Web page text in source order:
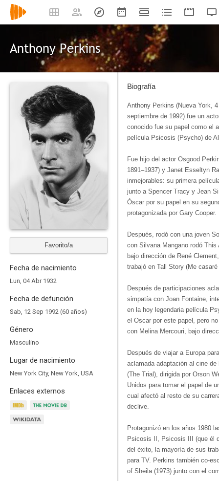
Anthony Perkins
Favorito/a
Fecha de nacimiento
Lun, 04 Abr 1932
Fecha de defunción
Sab, 12 Sep 1992 (60 años)
Género
Masculino
Lugar de nacimiento
New York City, New York, USA
Enlaces externos
Biografía
Anthony Perkins (Nueva York,
septiembre de 1992) fue un
conocido fue su papel como el
película Psicosis (Psycho) de
Fue hijo del actor Osgood
1891–1937) y Janet Esseltyn
inmejorables: su primera
junto a Spencer Tracy y Jean
Óscar por su papel en su
protagonizada por Gary Cooper.
Después, rodó con una joven
con Silvana Mangano rodó
bajo dirección de René
trabajó en Tall Story (Me
Después de participaciones
simpatía con Joan Fontaine,
en la hoy legendaria película
el Oscar por este papel, pero
con Melina Mercouri, bajo
Después de viajar a Europa
aclamada adaptación al cine
(The Trial), dirigida por Orson
Unidos para tomar el papel de
cual afectó al resto de su
declive.
Protagonizó en los años 1980
Psicosis II, Psicosis III (que él
del éxito, la mayoría de sus
para TV. Perkins también co-
of Sheila (1973) junto con el